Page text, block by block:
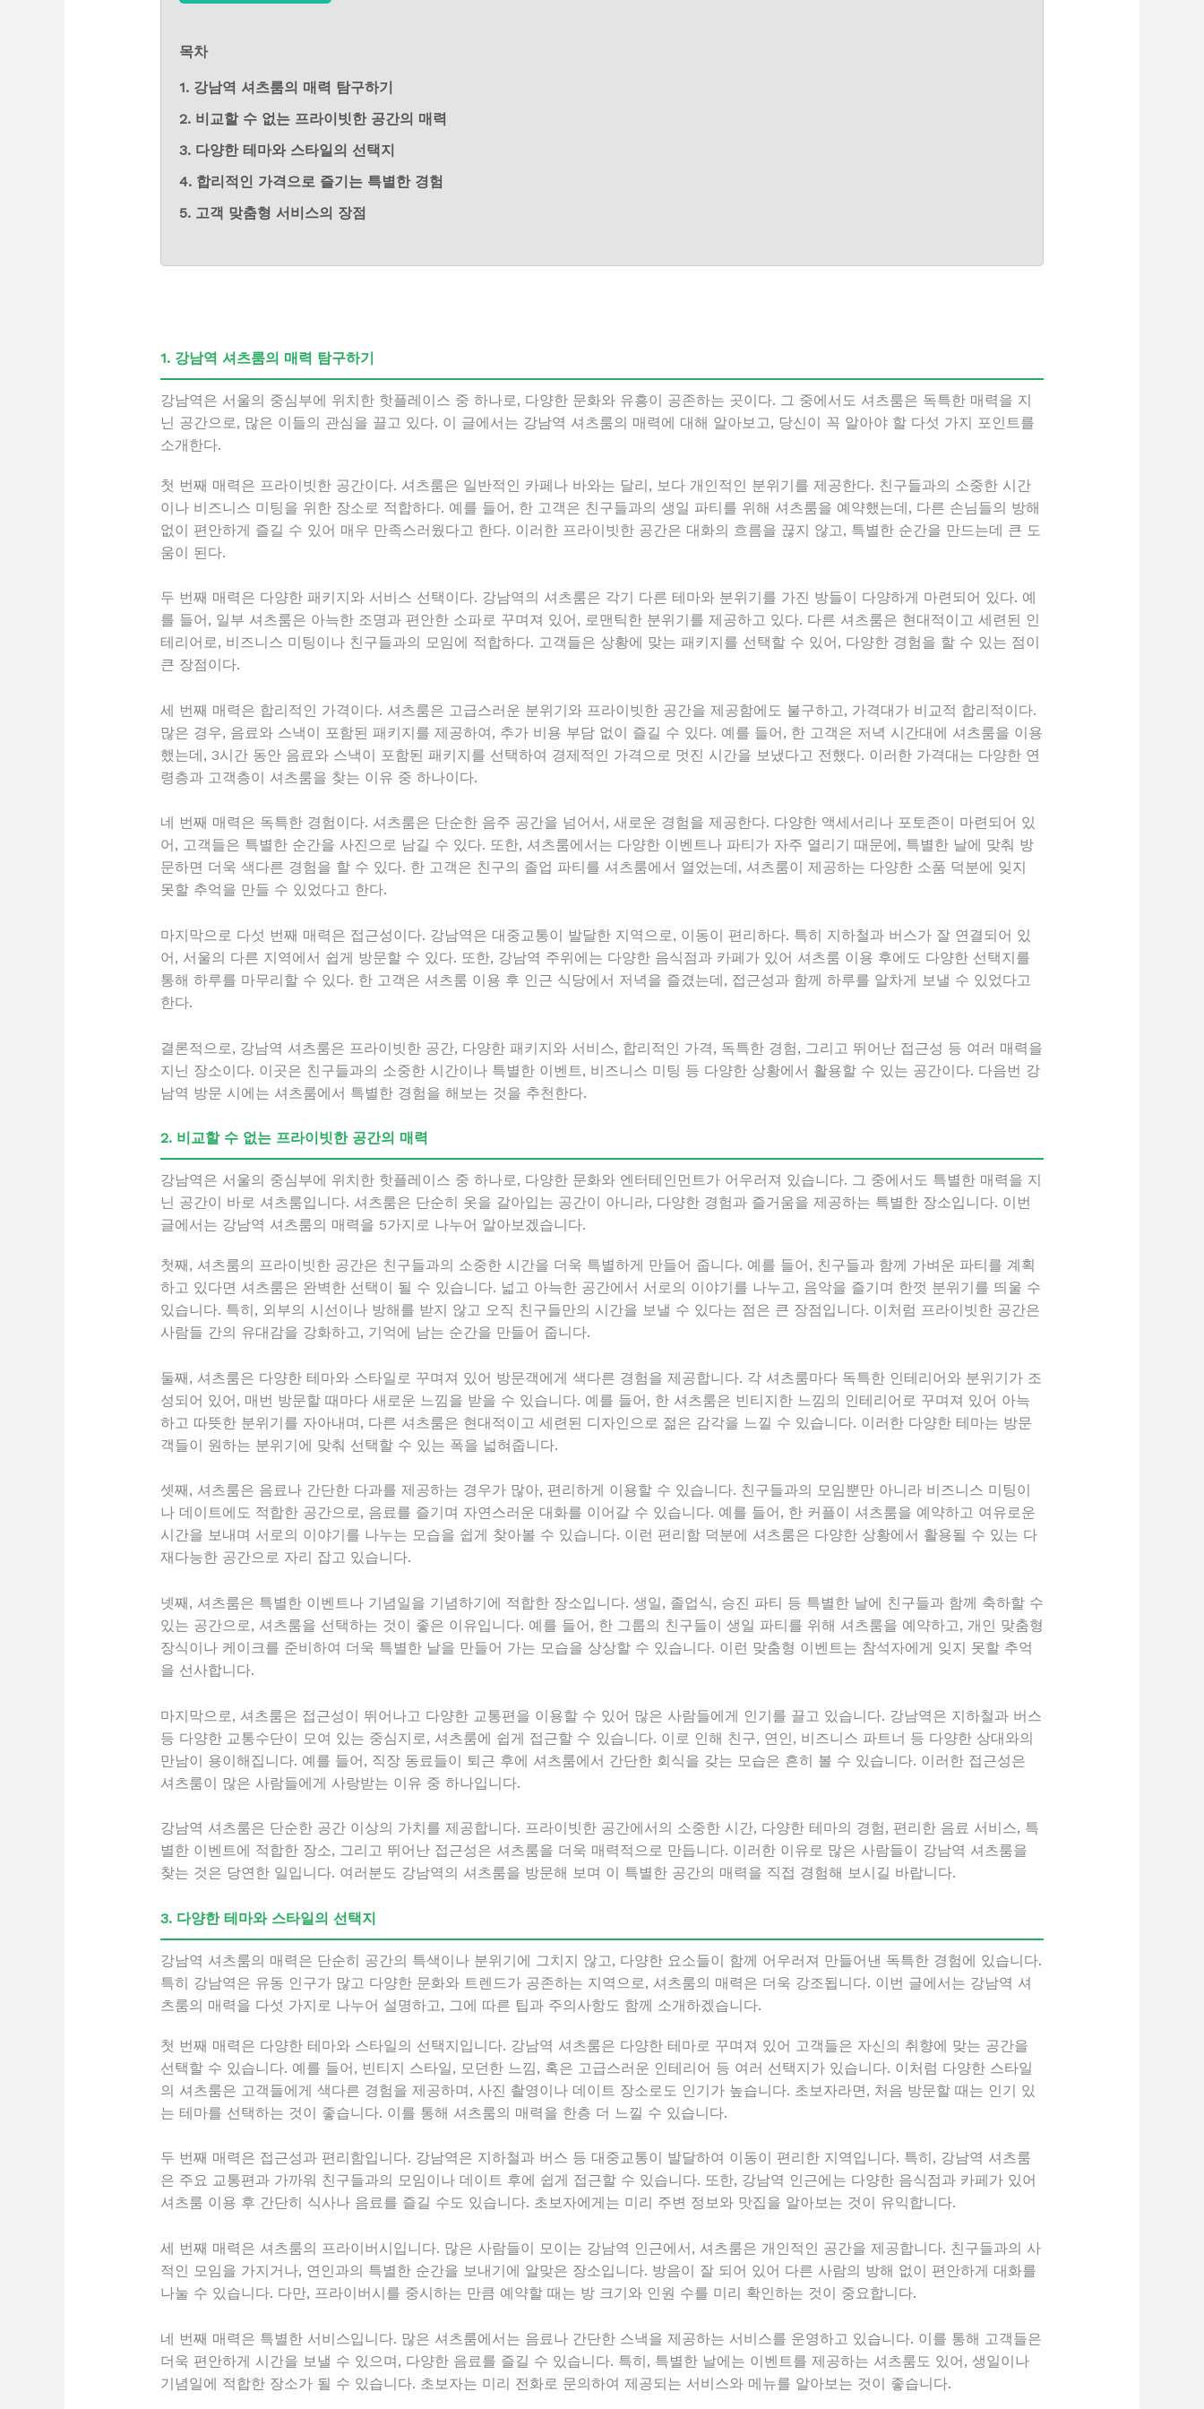
목차
1. 강남역 셔츠룸의 매력 탐구하기
2. 비교할 수 없는 프라이빗한 공간의 매력
3. 다양한 테마와 스타일의 선택지
4. 합리적인 가격으로 즐기는 특별한 경험
5. 고객 맞춤형 서비스의 장점
1. 강남역 셔츠룸의 매력 탐구하기
강남역은 서울의 중심부에 위치한 핫플레이스 중 하나로, 다양한 문화와 유흥이 공존하는 곳이다. 그 중에서도 셔츠룸은 독특한 매력을 지
닌 공간으로, 많은 이들의 관심을 끌고 있다. 이 글에서는 강남역 셔츠룸의 매력에 대해 알아보고, 당신이 꼭 알아야 할 다섯 가지 포인트를
소개한다.
첫 번째 매력은 프라이빗한 공간이다. 셔츠룸은 일반적인 카페나 바와는 달리, 보다 개인적인 분위기를 제공한다. 친구들과의 소중한 시간
이나 비즈니스 미팅을 위한 장소로 적합하다. 예를 들어, 한 고객은 친구들과의 생일 파티를 위해 셔츠룸을 예약했는데, 다른 손님들의 방해
없이 편안하게 즐길 수 있어 매우 만족스러웠다고 한다. 이러한 프라이빗한 공간은 대화의 흐름을 끊지 않고, 특별한 순간을 만드는데 큰 도
움이 된다.
두 번째 매력은 다양한 패키지와 서비스 선택이다. 강남역의 셔츠룸은 각기 다른 테마와 분위기를 가진 방들이 다양하게 마련되어 있다. 예
를 들어, 일부 셔츠룸은 아늑한 조명과 편안한 소파로 꾸며져 있어, 로맨틱한 분위기를 제공하고 있다. 다른 셔츠룸은 현대적이고 세련된 인
테리어로, 비즈니스 미팅이나 친구들과의 모임에 적합하다. 고객들은 상황에 맞는 패키지를 선택할 수 있어, 다양한 경험을 할 수 있는 점이
큰 장점이다.
세 번째 매력은 합리적인 가격이다. 셔츠룸은 고급스러운 분위기와 프라이빗한 공간을 제공함에도 불구하고, 가격대가 비교적 합리적이다.
많은 경우, 음료와 스낵이 포함된 패키지를 제공하여, 추가 비용 부담 없이 즐길 수 있다. 예를 들어, 한 고객은 저녁 시간대에 셔츠룸을 이용
했는데, 3시간 동안 음료와 스낵이 포함된 패키지를 선택하여 경제적인 가격으로 멋진 시간을 보냈다고 전했다. 이러한 가격대는 다양한 연
령층과 고객층이 셔츠룸을 찾는 이유 중 하나이다.
네 번째 매력은 독특한 경험이다. 셔츠룸은 단순한 음주 공간을 넘어서, 새로운 경험을 제공한다. 다양한 액세서리나 포토존이 마련되어 있
어, 고객들은 특별한 순간을 사진으로 남길 수 있다. 또한, 셔츠룸에서는 다양한 이벤트나 파티가 자주 열리기 때문에, 특별한 날에 맞춰 방
문하면 더욱 색다른 경험을 할 수 있다. 한 고객은 친구의 졸업 파티를 셔츠룸에서 열었는데, 셔츠룸이 제공하는 다양한 소품 덕분에 잊지
못할 추억을 만들 수 있었다고 한다.
마지막으로 다섯 번째 매력은 접근성이다. 강남역은 대중교통이 발달한 지역으로, 이동이 편리하다. 특히 지하철과 버스가 잘 연결되어 있
어, 서울의 다른 지역에서 쉽게 방문할 수 있다. 또한, 강남역 주위에는 다양한 음식점과 카페가 있어 셔츠룸 이용 후에도 다양한 선택지를
통해 하루를 마무리할 수 있다. 한 고객은 셔츠룸 이용 후 인근 식당에서 저녁을 즐겼는데, 접근성과 함께 하루를 알차게 보낼 수 있었다고
한다.
결론적으로, 강남역 셔츠룸은 프라이빗한 공간, 다양한 패키지와 서비스, 합리적인 가격, 독특한 경험, 그리고 뛰어난 접근성 등 여러 매력을
지닌 장소이다. 이곳은 친구들과의 소중한 시간이나 특별한 이벤트, 비즈니스 미팅 등 다양한 상황에서 활용할 수 있는 공간이다. 다음번 강
남역 방문 시에는 셔츠룸에서 특별한 경험을 해보는 것을 추천한다.
2. 비교할 수 없는 프라이빗한 공간의 매력
강남역은 서울의 중심부에 위치한 핫플레이스 중 하나로, 다양한 문화와 엔터테인먼트가 어우러져 있습니다. 그 중에서도 특별한 매력을 지
닌 공간이 바로 셔츠룸입니다. 셔츠룸은 단순히 옷을 갈아입는 공간이 아니라, 다양한 경험과 즐거움을 제공하는 특별한 장소입니다. 이번
글에서는 강남역 셔츠룸의 매력을 5가지로 나누어 알아보겠습니다.
첫째, 셔츠룸의 프라이빗한 공간은 친구들과의 소중한 시간을 더욱 특별하게 만들어 줍니다. 예를 들어, 친구들과 함께 가벼운 파티를 계획
하고 있다면 셔츠룸은 완벽한 선택이 될 수 있습니다. 넓고 아늑한 공간에서 서로의 이야기를 나누고, 음악을 즐기며 한껏 분위기를 띄울 수
있습니다. 특히, 외부의 시선이나 방해를 받지 않고 오직 친구들만의 시간을 보낼 수 있다는 점은 큰 장점입니다. 이처럼 프라이빗한 공간은
사람들 간의 유대감을 강화하고, 기억에 남는 순간을 만들어 줍니다.
둘째, 셔츠룸은 다양한 테마와 스타일로 꾸며져 있어 방문객에게 색다른 경험을 제공합니다. 각 셔츠룸마다 독특한 인테리어와 분위기가 조
성되어 있어, 매번 방문할 때마다 새로운 느낌을 받을 수 있습니다. 예를 들어, 한 셔츠룸은 빈티지한 느낌의 인테리어로 꾸며져 있어 아늑
하고 따뜻한 분위기를 자아내며, 다른 셔츠룸은 현대적이고 세련된 디자인으로 젊은 감각을 느낄 수 있습니다. 이러한 다양한 테마는 방문
객들이 원하는 분위기에 맞춰 선택할 수 있는 폭을 넓혀줍니다.
셋째, 셔츠룸은 음료나 간단한 다과를 제공하는 경우가 많아, 편리하게 이용할 수 있습니다. 친구들과의 모임뿐만 아니라 비즈니스 미팅이
나 데이트에도 적합한 공간으로, 음료를 즐기며 자연스러운 대화를 이어갈 수 있습니다. 예를 들어, 한 커플이 셔츠룸을 예약하고 여유로운
시간을 보내며 서로의 이야기를 나누는 모습을 쉽게 찾아볼 수 있습니다. 이런 편리함 덕분에 셔츠룸은 다양한 상황에서 활용될 수 있는 다
재다능한 공간으로 자리 잡고 있습니다.
넷째, 셔츠룸은 특별한 이벤트나 기념일을 기념하기에 적합한 장소입니다. 생일, 졸업식, 승진 파티 등 특별한 날에 친구들과 함께 축하할 수
있는 공간으로, 셔츠룸을 선택하는 것이 좋은 이유입니다. 예를 들어, 한 그룹의 친구들이 생일 파티를 위해 셔츠룸을 예약하고, 개인 맞춤형
장식이나 케이크를 준비하여 더욱 특별한 날을 만들어 가는 모습을 상상할 수 있습니다. 이런 맞춤형 이벤트는 참석자에게 잊지 못할 추억
을 선사합니다.
마지막으로, 셔츠룸은 접근성이 뛰어나고 다양한 교통편을 이용할 수 있어 많은 사람들에게 인기를 끌고 있습니다. 강남역은 지하철과 버스
등 다양한 교통수단이 모여 있는 중심지로, 셔츠룸에 쉽게 접근할 수 있습니다. 이로 인해 친구, 연인, 비즈니스 파트너 등 다양한 상대와의
만남이 용이해집니다. 예를 들어, 직장 동료들이 퇴근 후에 셔츠룸에서 간단한 회식을 갖는 모습은 흔히 볼 수 있습니다. 이러한 접근성은
셔츠룸이 많은 사람들에게 사랑받는 이유 중 하나입니다.
강남역 셔츠룸은 단순한 공간 이상의 가치를 제공합니다. 프라이빗한 공간에서의 소중한 시간, 다양한 테마의 경험, 편리한 음료 서비스, 특
별한 이벤트에 적합한 장소, 그리고 뛰어난 접근성은 셔츠룸을 더욱 매력적으로 만듭니다. 이러한 이유로 많은 사람들이 강남역 셔츠룸을
찾는 것은 당연한 일입니다. 여러분도 강남역의 셔츠룸을 방문해 보며 이 특별한 공간의 매력을 직접 경험해 보시길 바랍니다.
3. 다양한 테마와 스타일의 선택지
강남역 셔츠룸의 매력은 단순히 공간의 특색이나 분위기에 그치지 않고, 다양한 요소들이 함께 어우러져 만들어낸 독특한 경험에 있습니다.
특히 강남역은 유동 인구가 많고 다양한 문화와 트렌드가 공존하는 지역으로, 셔츠룸의 매력은 더욱 강조됩니다. 이번 글에서는 강남역 셔
츠룸의 매력을 다섯 가지로 나누어 설명하고, 그에 따른 팁과 주의사항도 함께 소개하겠습니다.
첫 번째 매력은 다양한 테마와 스타일의 선택지입니다. 강남역 셔츠룸은 다양한 테마로 꾸며져 있어 고객들은 자신의 취향에 맞는 공간을
선택할 수 있습니다. 예를 들어, 빈티지 스타일, 모던한 느낌, 혹은 고급스러운 인테리어 등 여러 선택지가 있습니다. 이처럼 다양한 스타일
의 셔츠룸은 고객들에게 색다른 경험을 제공하며, 사진 촬영이나 데이트 장소로도 인기가 높습니다. 초보자라면, 처음 방문할 때는 인기 있
는 테마를 선택하는 것이 좋습니다. 이를 통해 셔츠룸의 매력을 한층 더 느낄 수 있습니다.
두 번째 매력은 접근성과 편리함입니다. 강남역은 지하철과 버스 등 대중교통이 발달하여 이동이 편리한 지역입니다. 특히, 강남역 셔츠룸
은 주요 교통편과 가까워 친구들과의 모임이나 데이트 후에 쉽게 접근할 수 있습니다. 또한, 강남역 인근에는 다양한 음식점과 카페가 있어
셔츠룸 이용 후 간단히 식사나 음료를 즐길 수도 있습니다. 초보자에게는 미리 주변 정보와 맛집을 알아보는 것이 유익합니다.
세 번째 매력은 셔츠룸의 프라이버시입니다. 많은 사람들이 모이는 강남역 인근에서, 셔츠룸은 개인적인 공간을 제공합니다. 친구들과의 사
적인 모임을 가지거나, 연인과의 특별한 순간을 보내기에 알맞은 장소입니다. 방음이 잘 되어 있어 다른 사람의 방해 없이 편안하게 대화를
나눌 수 있습니다. 다만, 프라이버시를 중시하는 만큼 예약할 때는 방 크기와 인원 수를 미리 확인하는 것이 중요합니다.
네 번째 매력은 특별한 서비스입니다. 많은 셔츠룸에서는 음료나 간단한 스낵을 제공하는 서비스를 운영하고 있습니다. 이를 통해 고객들은
더욱 편안하게 시간을 보낼 수 있으며, 다양한 음료를 즐길 수 있습니다. 특히, 특별한 날에는 이벤트를 제공하는 셔츠룸도 있어, 생일이나
기념일에 적합한 장소가 될 수 있습니다. 초보자는 미리 전화로 문의하여 제공되는 서비스와 메뉴를 알아보는 것이 좋습니다.